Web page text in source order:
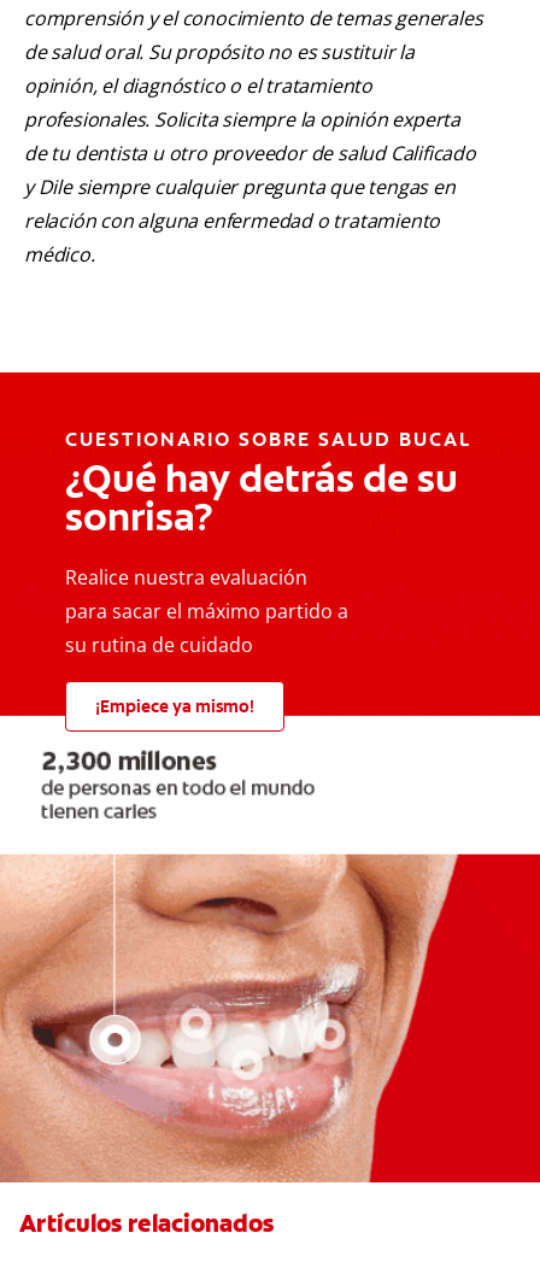
comprensión y el conocimiento de temas generales
de salud oral. Su propósito no es sustituir la
opinión, el diagnóstico o el tratamiento
profesionales. Solicita siempre la opinión experta
de tu dentista u otro proveedor de salud Calificado
y Dile siempre cualquier pregunta que tengas en
relación con alguna enfermedad o tratamiento
médico.
CUESTIONARIO SOBRE SALUD BUCAL
¿Qué hay detrás de su
sonrisa?
Realice nuestra evaluación
para sacar el máximo partido a
su rutina de cuidado
¡Empiece ya mismo!
Artículos relacionados